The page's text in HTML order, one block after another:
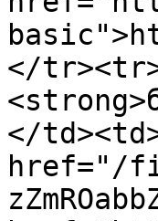
</
</
href="/